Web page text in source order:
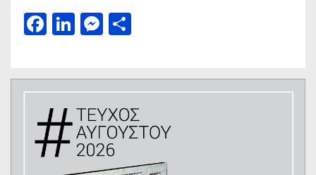
Facebook
LinkedIn
Messenger